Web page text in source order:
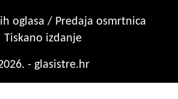
oglasa / Predaja osmrtnica
Tiskano izdanje
- glasistre.hr